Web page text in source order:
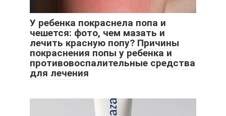
У ребенка покраснела попа и
чешется: фото, чем мазать и
лечить красную попу? Причины
покраснения попы у ребенка и
противовоспалительные средства
для лечения